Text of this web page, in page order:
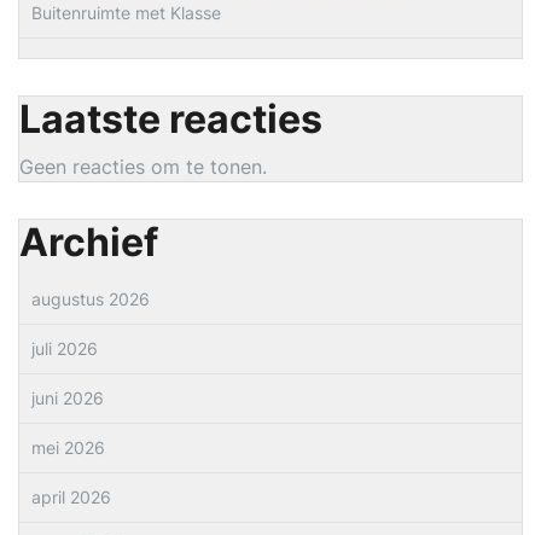
Buitenruimte met Klasse
Laatste reacties
Geen reacties om te tonen.
Archief
augustus 2026
juli 2026
juni 2026
mei 2026
april 2026